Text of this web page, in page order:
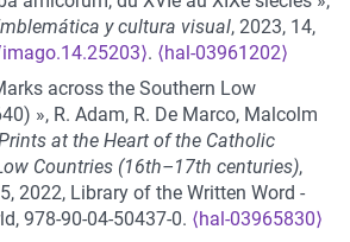
y cultura visual, 2023, 14,
. ⟨hal-03961202⟩
across the Southern Low
», R. Adam, R. De Marco, Malcolm
at the Heart of the Catholic
Countries (16th–17th centuries),
2022, Library of the Written Word -
978-90-04-50437-0. ⟨hal-03965830⟩